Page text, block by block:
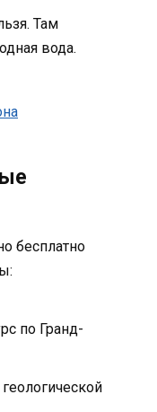
Там
вода.
бесплатно
по Гранд-